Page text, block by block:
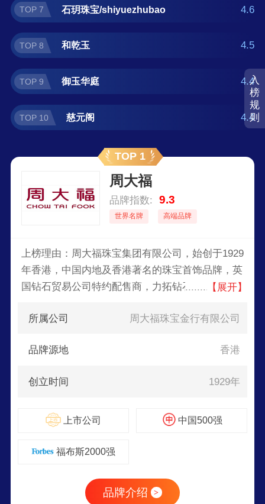
入
榜
规
则
TOP 7 石玥珠宝/shiyuezhubao 4.6
TOP 8 和乾玉 4.5
TOP 9 御玉华庭 4.4
TOP 10 慈元阁 4.4
TOP 1
周大福
品牌指数: 9.3
世界名牌 高端品牌
上榜理由：周大福珠宝集团有限公司，始创于1929
年香港，中国内地及香港著名的珠宝首饰品牌，英
国钻石贸易公司特约配售商，力拓钻石公司特选钻
综合性经营企业。
【展开】
所属公司 周大福珠宝金行有限公司
品牌源地 香港
创立时间 1929年
上市公司 中国500强
福布斯2000强
品牌介绍 >